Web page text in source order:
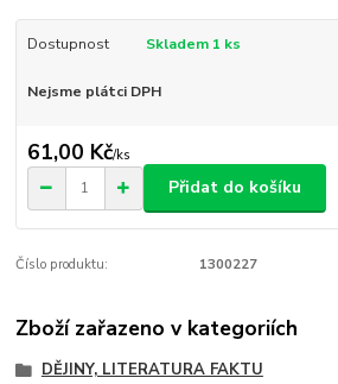
Dostupnost Skladem 1 ks
Nejsme plátci DPH
61,00 Kč/ks
Přidat do košíku
Číslo produktu: 1300227
Zboží zařazeno v kategoriích
DĚJINY, LITERATURA FAKTU